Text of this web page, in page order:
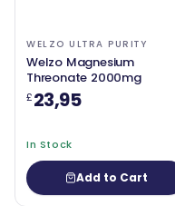
WELZO ULTRA PURITY
Welzo Magnesium
Threonate 2000mg
£23,95
In Stock
Add to Cart